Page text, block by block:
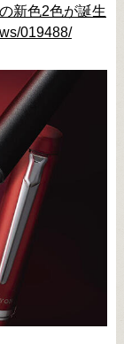
新色2色が誕生
019488/